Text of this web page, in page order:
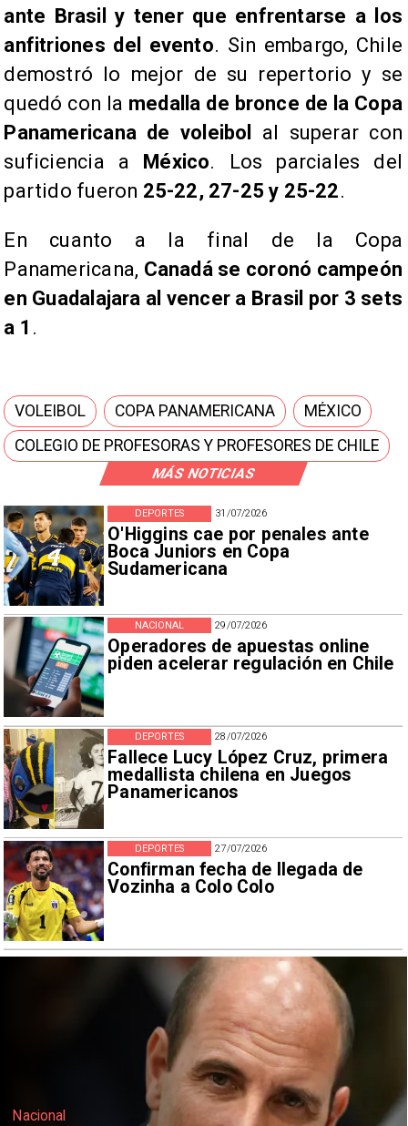
MÁS NOTICIAS
31/07/2026
O'Higgins cae por penales ante
Boca Juniors en Copa
Sudamericana
DEPORTES
29/07/2026
Operadores de apuestas online
piden acelerar regulación en Chile
NACIONAL
28/07/2026
Fallece Lucy López Cruz, primera
medallista chilena en Juegos
Panamericanos
DEPORTES
27/07/2026
Confirman fecha de llegada de
Vozinha a Colo Colo
DEPORTES
ante Brasil y tener que enfrentarse a los
anfitriones del evento. Sin embargo, Chile
demostró lo mejor de su repertorio y se
quedó con la medalla de bronce de la Copa
Panamericana de voleibol al superar con
suficiencia a México. Los parciales del
partido fueron 25-22, 27-25 y 25-22.
En cuanto a la final de la Copa
Panamericana, Canadá se coronó campeón
en Guadalajara al vencer a Brasil por 3 sets
a 1 .
VOLEIBOL COPA PANAMERICANA
MÉXICO
COLEGIO DE PROFESORAS Y PROFESORES DE CHILE
Nacional